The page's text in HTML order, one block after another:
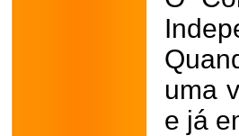
uma
e já